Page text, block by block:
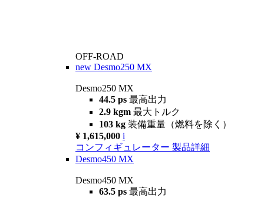
OFF-ROAD
new Desmo250 MX
Desmo250 MX
44.5 ps 最高出力
2.9 kgm 最大トルク
103 kg 装備重量（燃料を除く）
¥ 1,615,000 i
コンフィギュレーター 製品詳細
Desmo450 MX
Desmo450 MX
63.5 ps 最高出力